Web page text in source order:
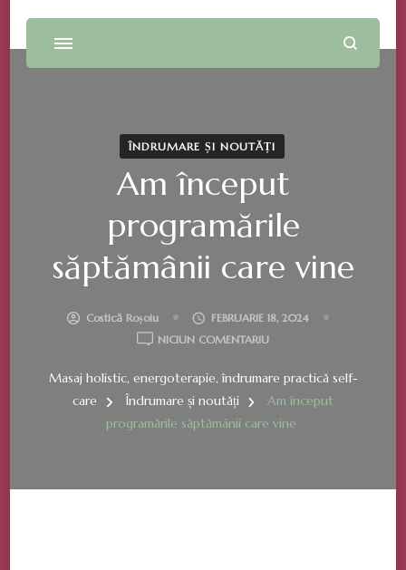
ÎNDRUMARE ȘI NOUTĂȚI
Am început
programările
săptămânii care vine
Costică Roșoiu
FEBRUARIE 18, 2024
NICIUN COMENTARIULA
ÎNCEPUT
PROGRAMĂRILE
Masaj holistic, energoterapie, îndrumare practică self-
care
Îndrumare și noutăți
Am început
programările săptămânii care vine